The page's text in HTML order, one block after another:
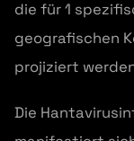
die für 1
geografischen
projiziert
Die